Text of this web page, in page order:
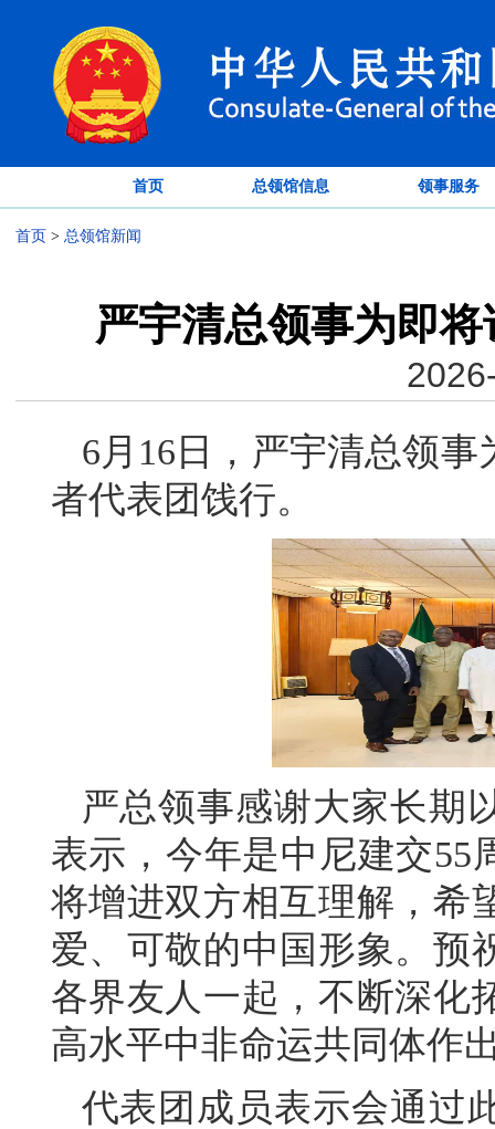
首页 总领馆信息 领事服务
首页 > 总领馆新闻
严宇清总领事为即
6月16日，严宇清总领
者代表团饯行。
严总领事感谢大家长期
表示，今年是中尼建交55
将增进双方相互理解，希
爱、可敬的中国形象。预
各界友人一起，不断深化
高水平中非命运共同体作
代表团成员表示会通过